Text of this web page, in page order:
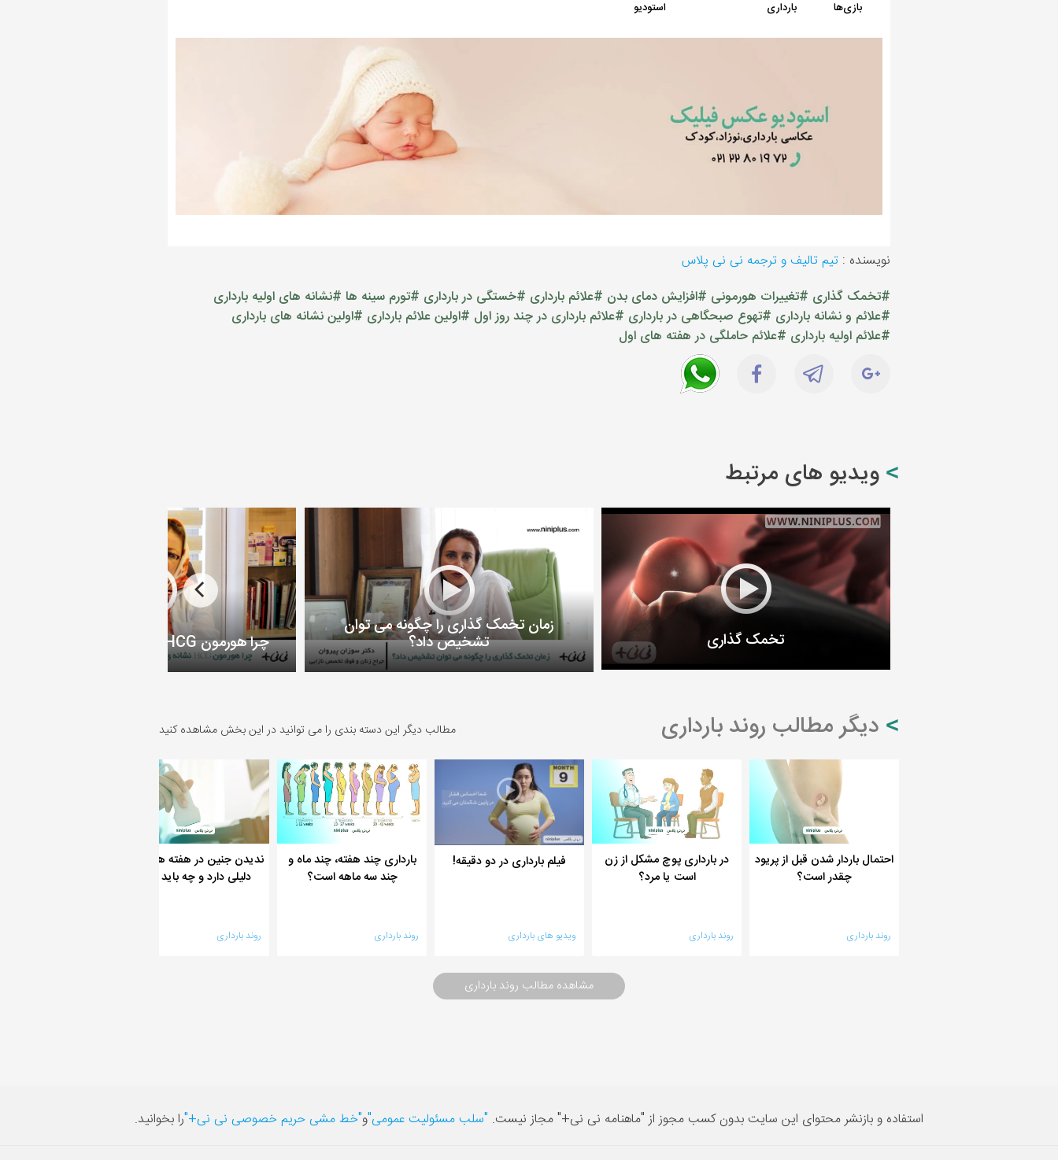
نویسنده : تیم تالیف و ترجمه نی نی پلاس
#تخمک گذاری #تغییرات هورمونی #افزایش دمای بدن #علائم بارداری #خستگی در بارداری #تورم سینه ها #نشانه های اولیه بارداری
#علائم و نشانه بارداری #تهوع صبحگاهی در بارداری #علائم بارداری در چند روز اول #اولین علائم بارداری #اولین نشانه های بارداری
#علائم اولیه بارداری #علائم حاملگی در هفته های اول
ویدیو های مرتبط
تخمک گذاری
زمان تخمک گذاری را چگونه می توان
تشخیص داد؟ چرا هورمون HCG نشانه ی بارداری است؟
دیگر مطالب روند بارداری مطالب دیگر این دسته بندی را می توانید در این بخش مشاهده کنید
احتمال باردار شدن قبل از پریود
چقدر است؟
روند بارداری
در بارداری پوچ مشکل از زن
است یا مرد؟
روند بارداری
فیلم بارداری در دو دقیقه!
ویدیو های بارداری
بارداری چند هفته، چند ماه و
چند سه ماهه است؟
روند بارداری
ندیدن جنین در هفته هفتم چه
دلیلی دارد و چه باید کرد؟
روند بارداری
مشاهده مطالب روند بارداری
استفاده و بازنشر محتوای این سایت بدون کسب مجوز از "ماهنامه نی نی+" مجاز نیست. "سلب مسئولیت عمومی"و"خط مشی حریم خصوصی نی نی+"را بخوانید.